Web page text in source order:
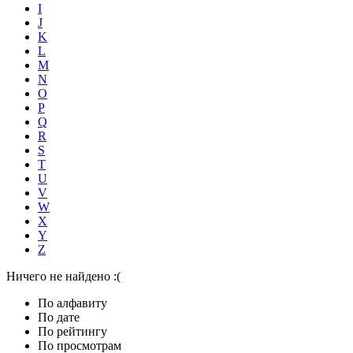
I
J
K
L
M
N
O
P
Q
R
S
T
U
V
W
X
Y
Z
Ничего не найдено :(
По алфавиту
По дате
По рейтингу
По просмотрам